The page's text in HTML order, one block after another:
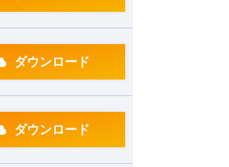
ダウンロード
ダウンロード